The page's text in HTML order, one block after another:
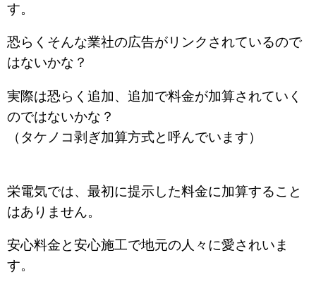
す。
恐らくそんな業社の広告がリンクされているので
はないかな？
実際は恐らく追加、追加で料金が加算されていく
のではないかな？
（タケノコ剥ぎ加算方式と呼んでいます）
栄電気では、最初に提示した料金に加算すること
はありません。
安心料金と安心施工で地元の人々に愛されいま
す。